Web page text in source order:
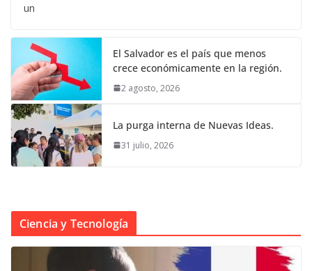
un
El Salvador es el país que menos
crece económicamente en la región.
2 agosto, 2026
La purga interna de Nuevas Ideas.
31 julio, 2026
Ciencia y Tecnología